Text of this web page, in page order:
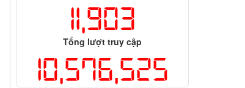
11,903
Tổng lượt truy cập
10,576,525